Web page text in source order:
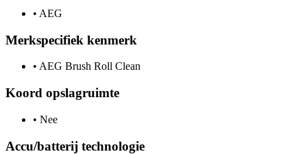
• AEG
Merkspecifiek kenmerk
• AEG Brush Roll Clean
Koord opslagruimte
• Nee
Accu/batterij technologie